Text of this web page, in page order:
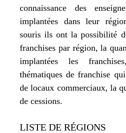
connaissance des
implantées dans leur
souris ils ont la possibilité
franchises par région, la
implantées les
thématiques de franchise
de locaux commerciaux, la
de cessions.
LISTE DE RÉGIONS